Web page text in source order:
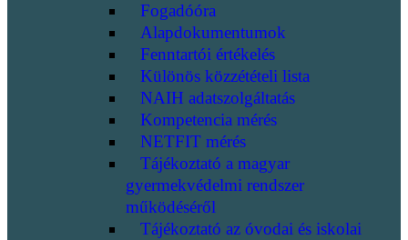
Fogadóóra
Alapdokumentumok
Fenntartói értékelés
Különös közzétételi lista
NAIH adatszolgáltatás
Kompetencia mérés
NETFIT mérés
Tájékoztató a magyar
gyermekvédelmi rendszer
működéséről
Tájékoztató az óvodai és iskolai